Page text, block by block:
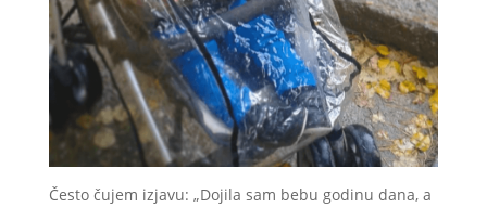
Često čujem izjavu: „Dojila sam bebu godinu dana, a